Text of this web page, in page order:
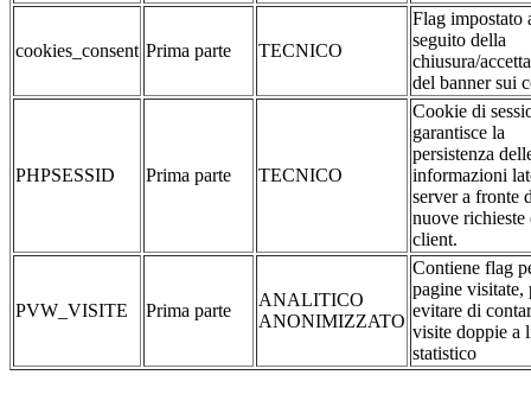
cookies_consent Prima parte TECNICO
Flag impostato
seguito della
chiusura/
del banner sui
PHPSESSID Prima parte TECNICO
Cookie di
garantisce la
persistenza
informazioni
server a fronte
nuove richieste
client.
PVW_VISITE Prima parte
ANALITICO
ANONIMIZZATO
Contiene flag
pagine visitate,
evitare di
visite doppie a
statistico